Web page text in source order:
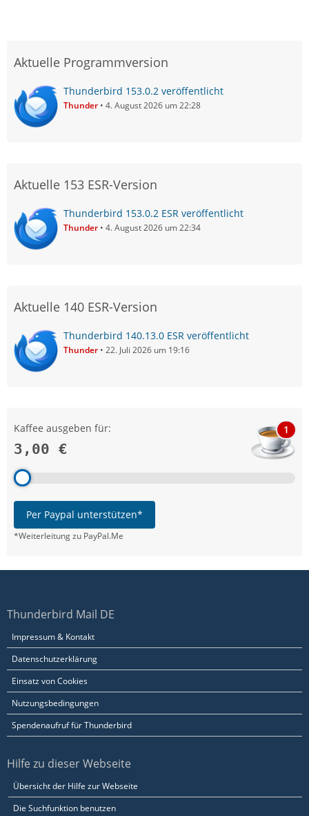
Aktuelle Programmversion
Thunderbird 153.0.2 veröffentlicht
Thunder 4. August 2026 um 22:28
Aktuelle 153 ESR-Version
Thunderbird 153.0.2 ESR veröffentlicht
Thunder 4. August 2026 um 22:34
Aktuelle 140 ESR-Version
Thunderbird 140.13.0 ESR veröffentlicht
Thunder 22. Juli 2026 um 19:16
Kaffee ausgeben für:
3,00 €
1
Per Paypal unterstützen*
*Weiterleitung zu PayPal.Me
Thunderbird Mail DE
Impressum & Kontakt
Datenschutzerklärung
Einsatz von Cookies
Nutzungsbedingungen
Spendenaufruf für Thunderbird
Hilfe zu dieser Webseite
Übersicht der Hilfe zur Webseite
Die Suchfunktion benutzen